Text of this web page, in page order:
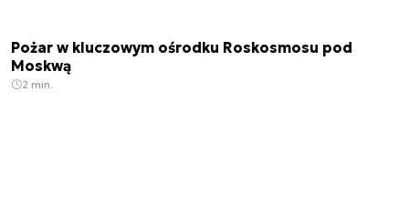
Pożar w kluczowym ośrodku Roskosmosu pod
Moskwą
2 min.